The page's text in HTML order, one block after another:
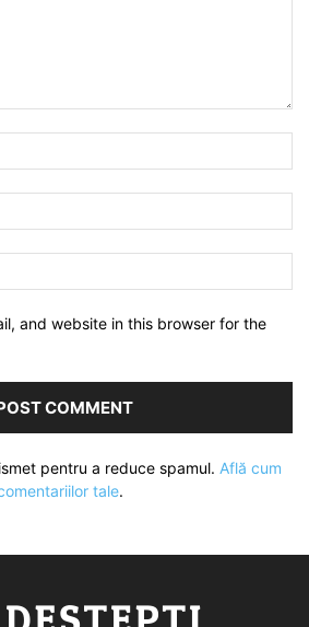
and website in this browser for the
pentru a reduce spamul. Află cum
tale.